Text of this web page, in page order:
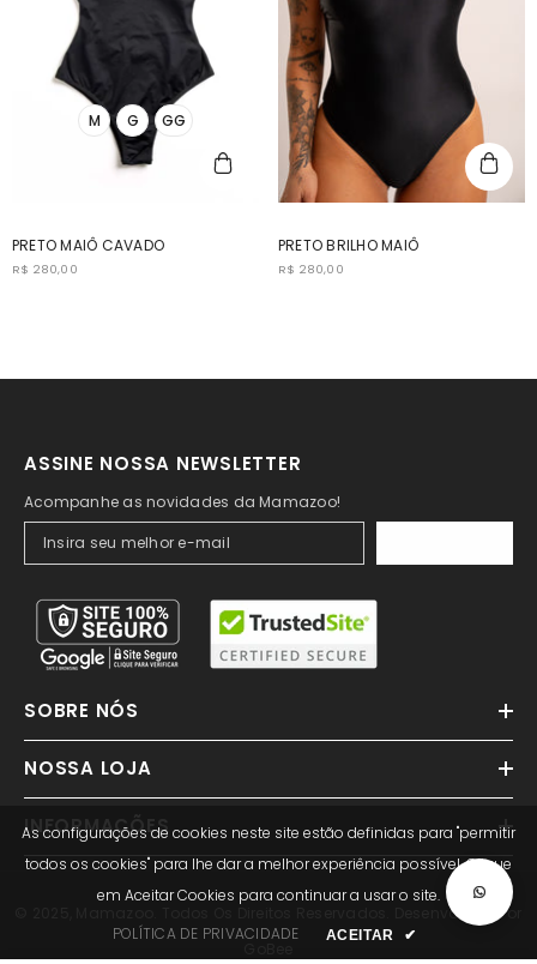
M G GG
PRETO MAIÔ CAVADO
R$ 280,00
PRETO BRILHO MAIÔ
R$ 280,00
ASSINE NOSSA NEWSLETTER
Acompanhe as novidades da Mamazoo!
SOBRE NÓS
NOSSA LOJA
INFORMAÇÕES
© 2025, Mamazoo. Todos Os Direitos Reservados. Desenvolvido Por
As configurações de cookies neste site estão definidas para "permitir
todos os cookies" para lhe dar a melhor experiência possível. Clique
em Aceitar Cookies para continuar a usar o site.
POLÍTICA DE PRIVACIDADE
ACEITAR ✔